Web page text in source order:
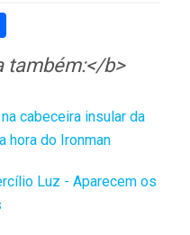
também:</b>
cabeceira insular da
hora do Ironman
Luz - Aparecem os